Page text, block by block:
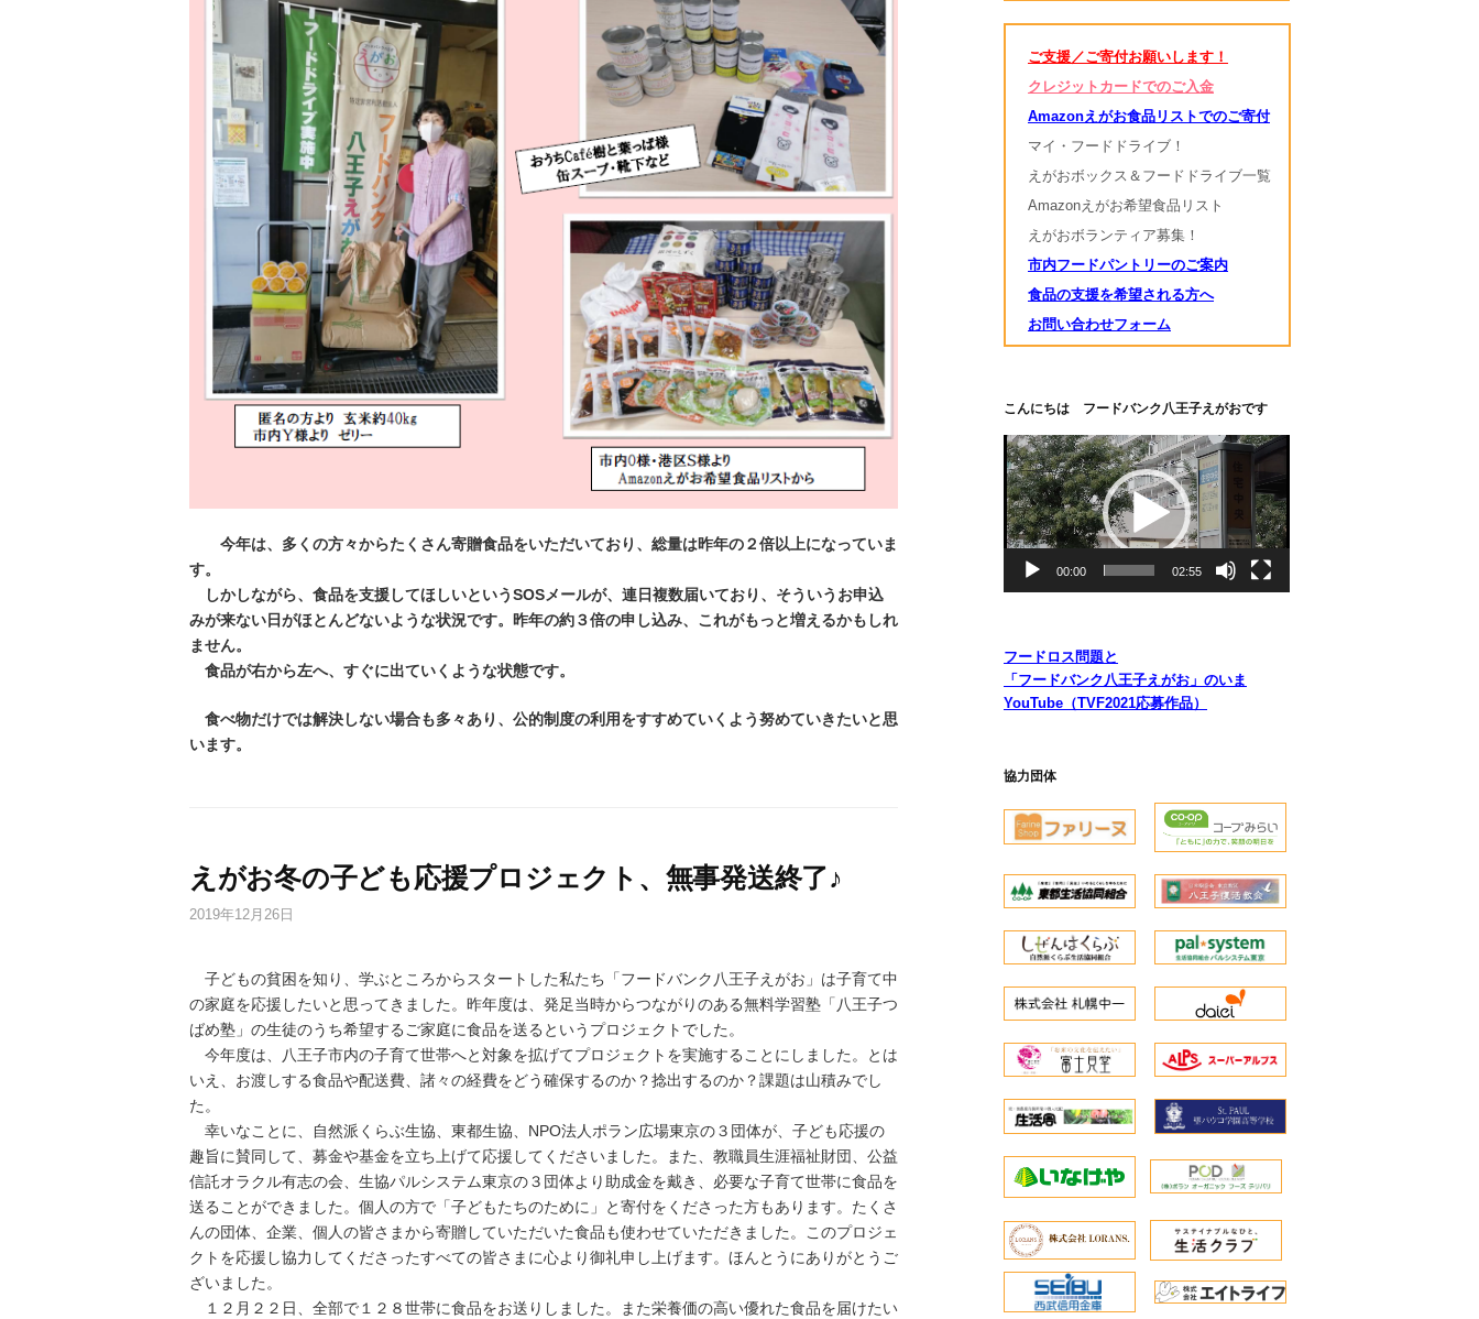
今年は、多くの方々からたくさん寄贈食品をいただいており、総量は昨年の２倍以上になっていま
す。
しかしながら、食品を支援してほしいというSOSメールが、連日複数届いており、そういうお申込
みが来ない日がほとんどないような状況です。昨年の約３倍の申し込み、これがもっと増えるかもしれ
ません。
食品が右から左へ、すぐに出ていくような状態です。
食べ物だけでは解決しない場合も多々あり、公的制度の利用をすすめていくよう努めていきたいと思
います。
えがお冬の子ども応援プロジェクト、無事発送終了♪
2019年12月26日
子どもの貧困を知り、学ぶところからスタートした私たち「フードバンク八王子えがお」は子育て中
の家庭を応援したいと思ってきました。昨年度は、発足当時からつながりのある無料学習塾「八王子つ
ばめ塾」の生徒のうち希望するご家庭に食品を送るというプロジェクトでした。
今年度は、八王子市内の子育て世帯へと対象を拡げてプロジェクトを実施することにしました。とは
いえ、お渡しする食品や配送費、諸々の経費をどう確保するのか？捻出するのか？課題は山積みでし
た。
幸いなことに、自然派くらぶ生協、東都生協、NPO法人ポラン広場東京の３団体が、子ども応援の
趣旨に賛同して、募金や基金を立ち上げて応援してくださいました。また、教職員生涯福祉財団、公益
信託オラクル有志の会、生協パルシステム東京の３団体より助成金を戴き、必要な子育て世帯に食品を
送ることができました。個人の方で「子どもたちのために」と寄付をくださった方もあります。たくさ
んの団体、企業、個人の皆さまから寄贈していただいた食品も使わせていただきました。このプロジェ
クトを応援し協力してくださったすべての皆さまに心より御礼申し上げます。ほんとうにありがとうご
ざいました。
１２月２２日、全部で１２８世帯に食品をお送りしました。また栄養価の高い優れた食品を届けたい
ご支援／ご寄付お願いします！
クレジットカードでのご入金
Amazonえがお食品リストでのご寄付
マイ・フードドライブ！
えがおボックス＆フードドライブ一覧
Amazonえがお希望食品リスト
えがおボランティア募集！
市内フードパントリーのご案内
食品の支援を希望される方へ
お問い合わせフォーム
こんにちは フードバンク八王子えがおです
動
画
プ
レ
ー
00:00 02:55
フードロス問題と
「フードバンク八王子えがお」のいま
YouTube（TVF2021応募作品）
協力団体